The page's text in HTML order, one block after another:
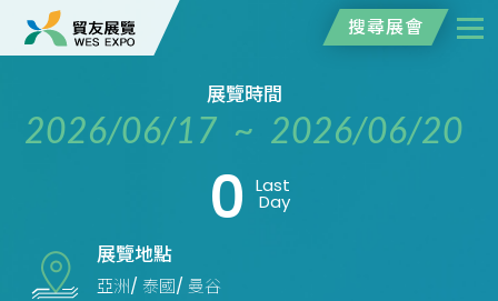
搜尋展會
展覽時間
2026/06/17 ~ 2026/06/20
0 Last
Day
展覽地點
亞洲/ 泰國/ 曼谷